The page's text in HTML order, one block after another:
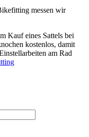
messen wir
Kauf eines Sattels bei
kostenlos, damit
am Rad